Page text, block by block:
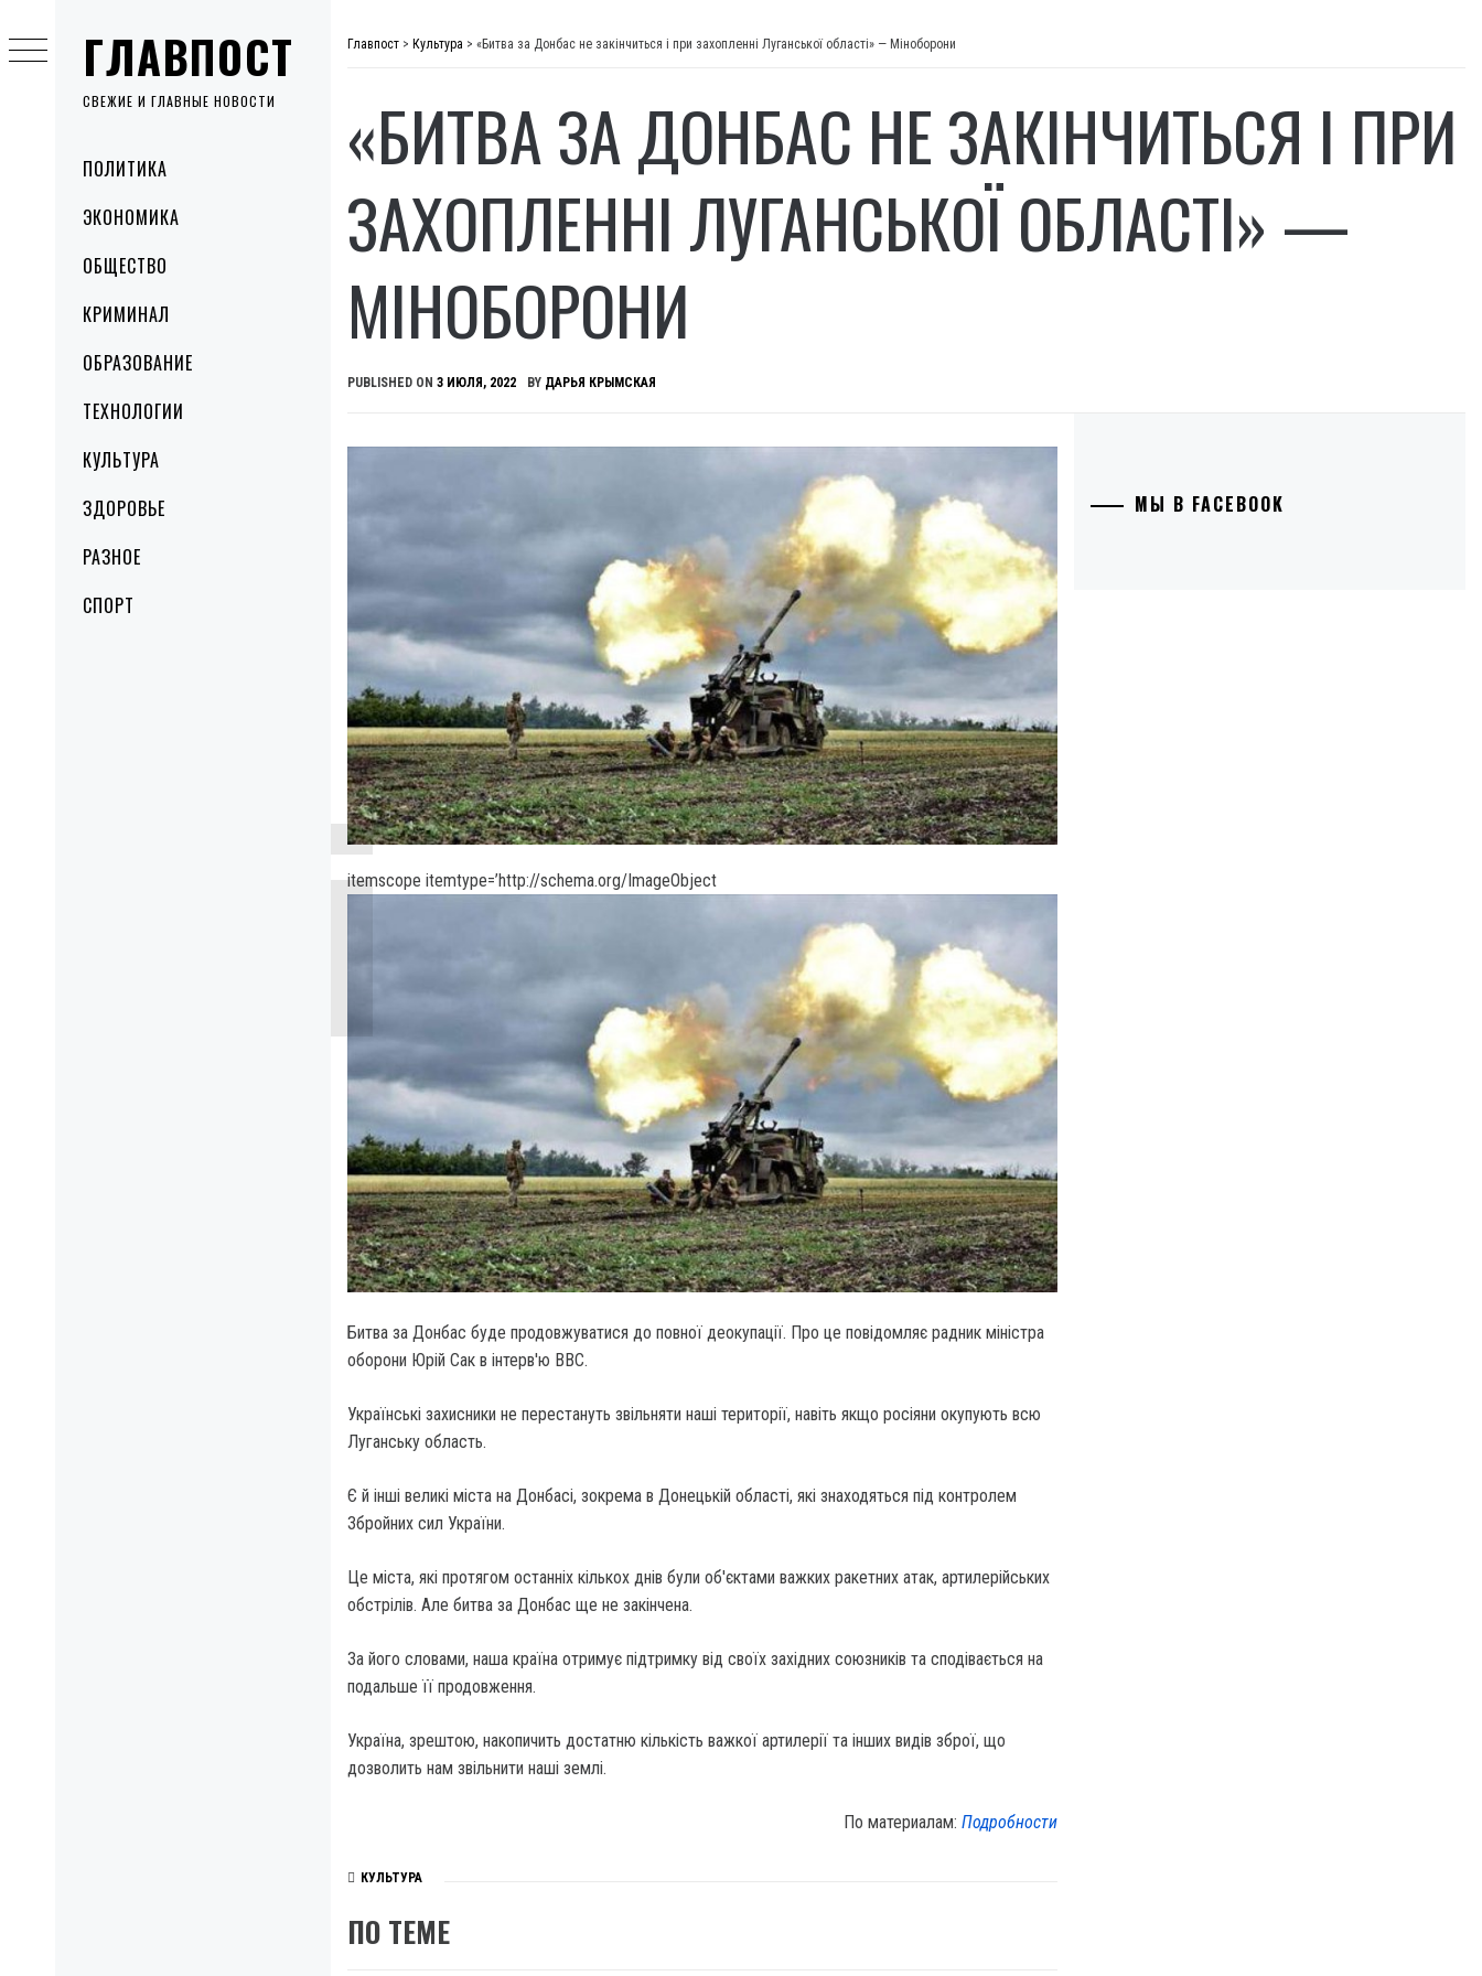
ГЛАВПОСТ
СВЕЖИЕ И ГЛАВНЫЕ НОВОСТИ
MenuПОЛИТИКА
ЭКОНОМИКА
ОБЩЕСТВО
КРИМИНАЛ
ОБРАЗОВАНИЕ
ТЕХНОЛОГИИ
КУЛЬТУРА
ЗДОРОВЬЕ
РАЗНОЕ
СПОРТ
to
content
Главпост > Культура > «Битва за Донбас не закінчиться і при захопленні Луганської області» — Міноборони
«БИТВА ЗА ДОНБАС НЕ ЗАКІНЧИТЬСЯ І ПРИ
ЗАХОПЛЕННІ ЛУГАНСЬКОЇ ОБЛАСТІ» —
МІНОБОРОНИ
PUBLISHED ON 3 ИЮЛЯ, 2022 BY ДАРЬЯ КРЫМСКАЯ
itemscope itemtype=’http://schema.org/ImageObject
Битва за Донбас буде продовжуватися до повної деокупації. Про це повідомляє радник міністра
оборони Юрій Сак в інтерв'ю ВВС.
Українські захисники не перестануть звільняти наші території, навіть якщо росіяни окупують всю
Луганську область.
Є й інші великі міста на Донбасі, зокрема в Донецькій області, які знаходяться під контролем
Збройних сил України.
Це міста, які протягом останніх кількох днів були об'єктами важких ракетних атак, артилерійських
обстрілів. Але битва за Донбас ще не закінчена.
За його словами, наша країна отримує підтримку від своїх західних союзників та сподівається на
подальше її продовження.
Україна, зрештою, накопичить достатню кількість важкої артилерії та інших видів зброї, що
дозволить нам звільнити наші землі.
По материалам:Подробности
КУЛЬТУРА
ПО ТЕМЕ
МЫ В FACEBOOK